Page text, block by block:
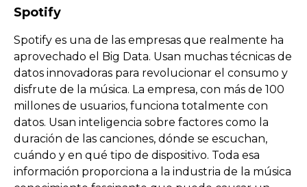
Spotify
Spotify es una de las empresas que realmente ha
aprovechado el Big Data. Usan muchas técnicas de
datos innovadoras para revolucionar el consumo y
disfrute de la música. La empresa, con más de 100
millones de usuarios, funciona totalmente con
datos. Usan inteligencia sobre factores como la
duración de las canciones, dónde se escuchan,
cuándo y en qué tipo de dispositivo. Toda esa
información proporciona a la industria de la música